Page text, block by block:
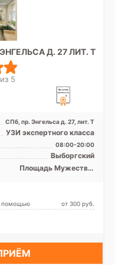
Д. 27 ЛИТ. Т
5
СПб, пр. Энгельса д. 27, лит. Т
УЗИ экспертного класса
08:00-20:00
Выборгский
Площадь Мужества,
помощью
от 300 pуб.